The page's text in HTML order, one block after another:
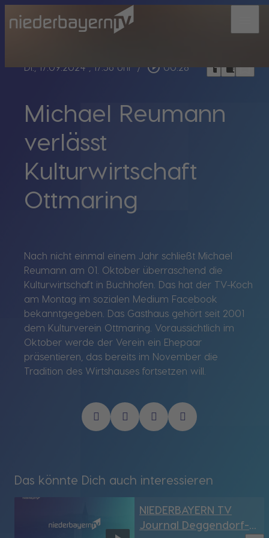
Di., 17.09.2024 , 17:56 Uhr / play_circle_outline 00:28 headphoneschrome_reader_modebookmark_border
Michael Reumann
verlässt
Kulturwirtschaft
Ottmaring
Nach nicht einmal einem Jahr schließt Michael
Reumann am 01. Oktober überraschend die
Kulturwirtschaft in Buchhofen. Das hat der TV-Koch
am Montag im sozialen Medium Facebook
bekanntgegeben. Das Gasthaus gehört seit 2001
dem Kulturverein Ottmaring. Voraussichtlich im
Oktober werde der Verein ein Ehepaar
präsentieren, das bereits im November die
Tradition des Wirtshauses fortsetzen will.
Das könnte Dich auch interessieren
NIEDERBAYERN TV
Journal Deggendorf-